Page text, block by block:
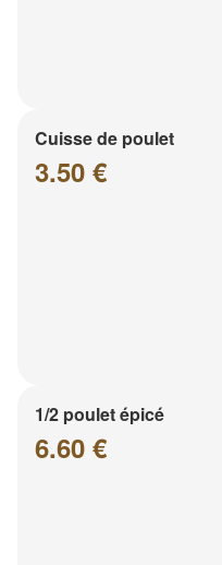
Cuisse de poulet
3.50 €
1/2 poulet épicé
6.60 €